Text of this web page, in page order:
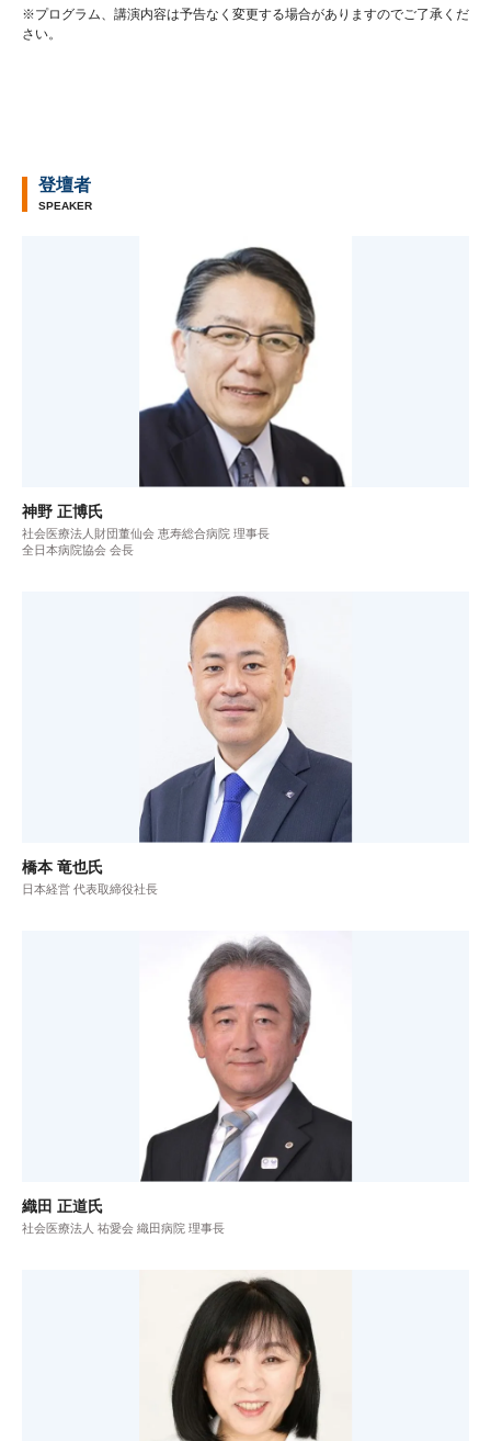
※プログラム、講演内容は予告なく変更する場合がありますのでご了承くだ
さい。
登壇者
SPEAKER
神野 正博氏
社会医療法人財団董仙会 恵寿総合病院 理事長
全日本病院協会 会長
橋本 竜也氏
日本経営 代表取締役社長
織田 正道氏
社会医療法人 祐愛会 織田病院 理事長